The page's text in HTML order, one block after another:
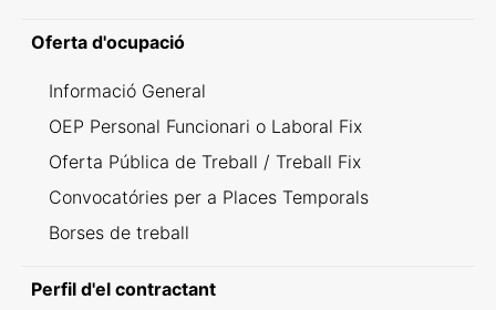
Oferta d'ocupació
Informació General
OEP Personal Funcionari o Laboral Fix
Oferta Pública de Treball / Treball Fix
Convocatóries per a Places Temporals
Borses de treball
Perfil d'el contractant